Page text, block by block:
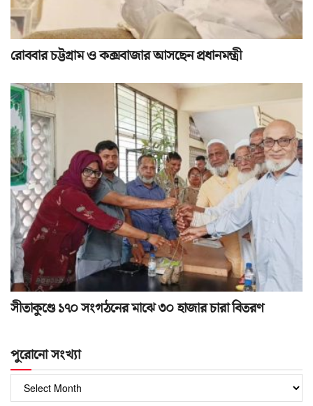
রোববার চট্টগ্রাম ও কক্সবাজার আসছেন প্রধানমন্ত্রী
সীতাকুণ্ডে ১৭০ সংগঠনের মাঝে ৩০ হাজার চারা বিতরণ
পুরোনো সংখ্যা
সংখ্যা